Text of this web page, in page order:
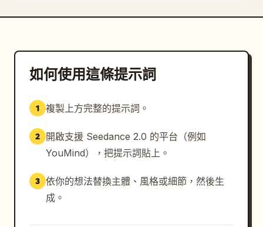
如何使用這條提示詞
1 複製上方完整的提示詞。
2
開啟支援 Seedance 2.0 的平台（例如
YouMind），把提示詞貼上。
3 依你的想法替換主體、風格或細節，然後生
成。